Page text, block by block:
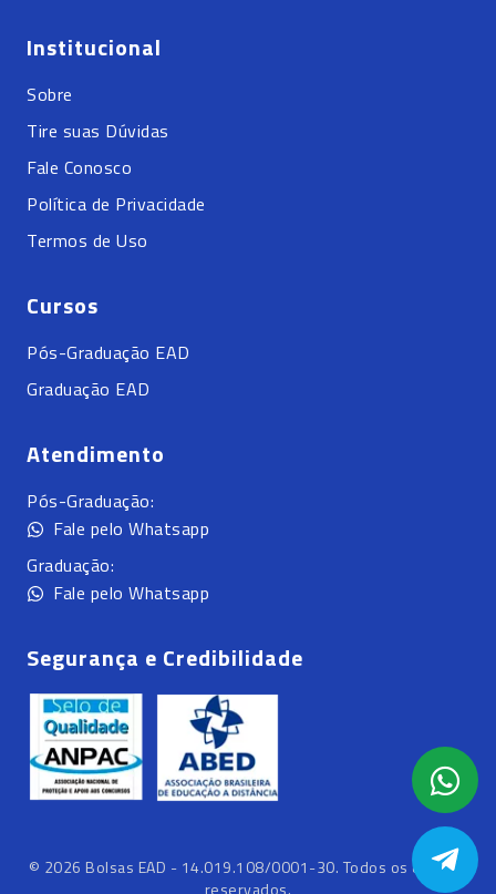
Institucional
Sobre
Tire suas Dúvidas
Fale Conosco
Política de Privacidade
Termos de Uso
Cursos
Pós-Graduação EAD
Graduação EAD
Atendimento
Pós-Graduação:
Fale pelo Whatsapp
Graduação:
Fale pelo Whatsapp
Segurança e Credibilidade
© 2026 Bolsas EAD - 14.019.108/0001-30. Todos os direitos
reservados.